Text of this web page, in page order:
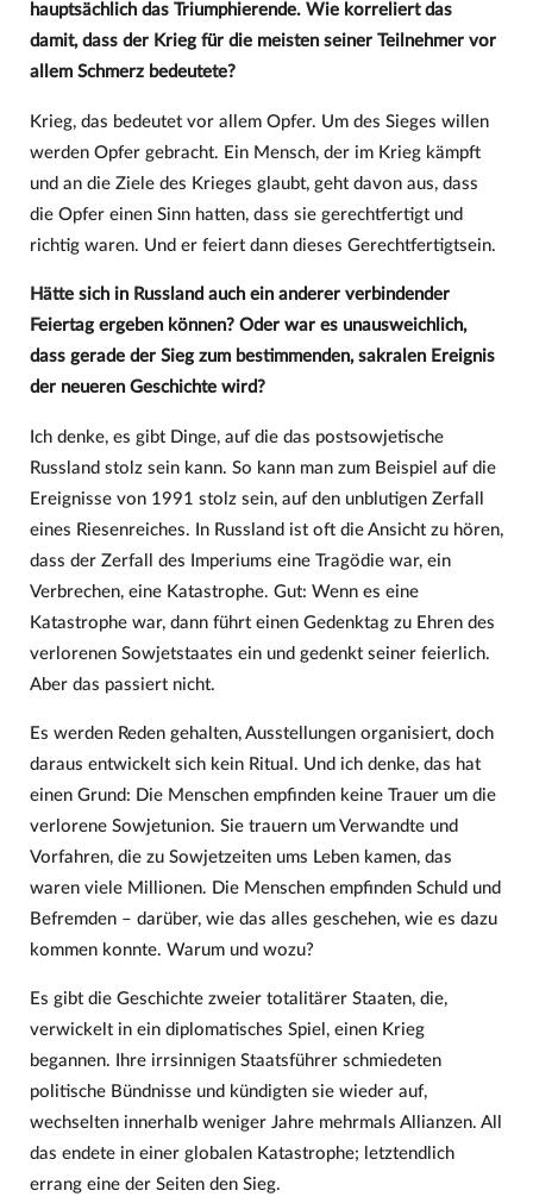
hauptsächlich das Triumphierende. Wie korreliert das
damit, dass der Krieg für die meisten seiner Teilnehmer vor
allem Schmerz bedeutete?
Krieg, das bedeutet vor allem Opfer. Um des Sieges willen
werden Opfer gebracht. Ein Mensch, der im Krieg kämpft
und an die Ziele des Krieges glaubt, geht davon aus, dass
die Opfer einen Sinn hatten, dass sie gerechtfertigt und
richtig waren. Und er feiert dann dieses Gerechtfertigtsein.
Hätte sich in Russland auch ein anderer verbindender
Feiertag ergeben können? Oder war es unausweichlich,
dass gerade der Sieg zum bestimmenden, sakralen Ereignis
der neueren Geschichte wird?
Ich denke, es gibt Dinge, auf die das postsowjetische
Russland stolz sein kann. So kann man zum Beispiel auf die
Ereignisse von 1991 stolz sein, auf den unblutigen Zerfall
eines Riesenreiches. In Russland ist oft die Ansicht zu hören,
dass der Zerfall des Imperiums eine Tragödie war, ein
Verbrechen, eine Katastrophe. Gut: Wenn es eine
Katastrophe war, dann führt einen Gedenktag zu Ehren des
verlorenen Sowjetstaates ein und gedenkt seiner feierlich.
Aber das passiert nicht.
Es werden Reden gehalten, Ausstellungen organisiert, doch
daraus entwickelt sich kein Ritual. Und ich denke, das hat
einen Grund: Die Menschen empfinden keine Trauer um die
verlorene Sowjetunion. Sie trauern um Verwandte und
Vorfahren, die zu Sowjetzeiten ums Leben kamen, das
waren viele Millionen. Die Menschen empfinden Schuld und
Befremden – darüber, wie das alles geschehen, wie es dazu
kommen konnte. Warum und wozu?
Es gibt die Geschichte zweier totalitärer Staaten, die,
verwickelt in ein diplomatisches Spiel, einen Krieg
begannen. Ihre irrsinnigen Staatsführer schmiedeten
politische Bündnisse und kündigten sie wieder auf,
wechselten innerhalb weniger Jahre mehrmals Allianzen. All
das endete in einer globalen Katastrophe; letztendlich
errang eine der Seiten den Sieg.